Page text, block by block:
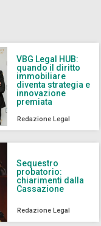
VBG Legal HUB:
quando il diritto
immobiliare
diventa strategia e
innovazione
premiata
Redazione Legal
Sequestro
probatorio:
chiarimenti dalla
Cassazione
Redazione Legal